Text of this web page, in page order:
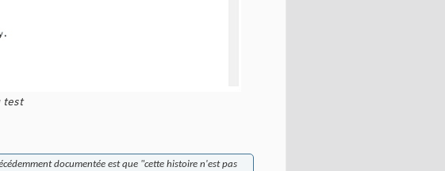
test
documentée est que "cette histoire n'est pas